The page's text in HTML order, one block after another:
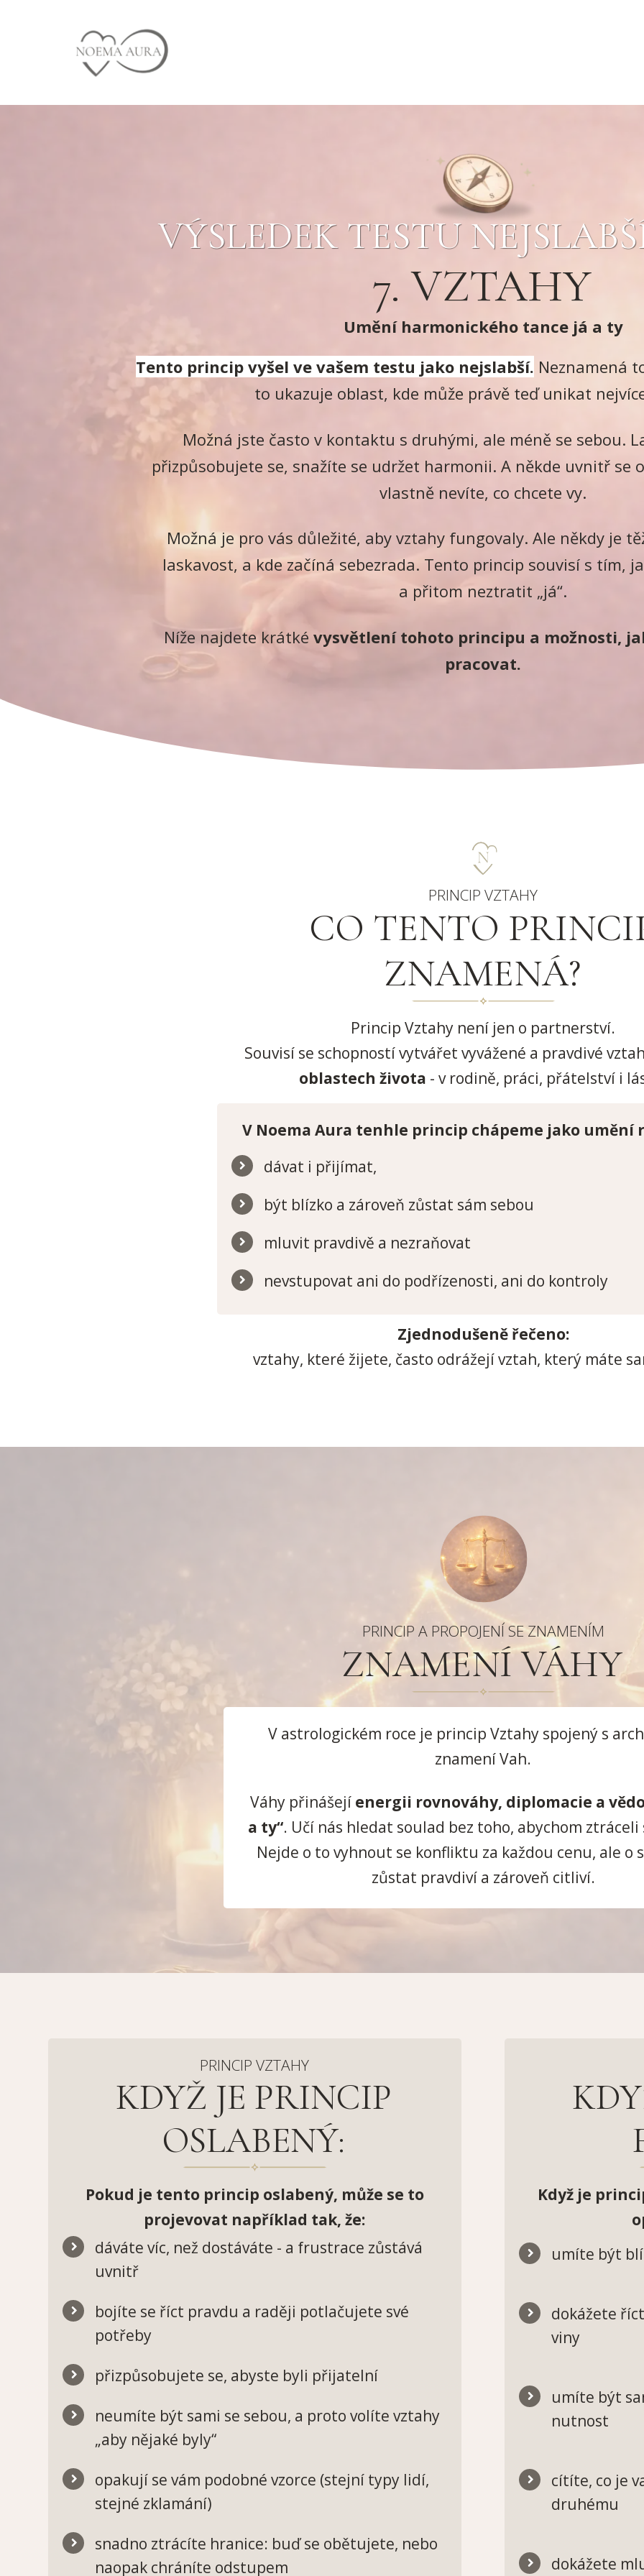
VÝSLEDEK TESTU
7. VZTAHY
Umění harmonického tance já a ty
Tento princip vyšel ve vašem testu jako nejslabší. Neznamená
to ukazuje oblast, kde může právě teď unikat
Možná jste často v kontaktu s druhými, ale méně se sebou.
přizpůsobujete se, snažíte se udržet harmonii. A někde uvnitř se
vlastně nevíte, co chcete vy.
Možná je pro vás důležité, aby vztahy fungovaly. Ale někdy je
laskavost, a kde začíná sebezrada. Tento princip souvisí s tím,
a přitom neztratit „já“.
Níže najdete krátké vysvětlení tohoto principu a možnosti,
pracovat.
PRINCIP VZTAHY
CO TENTO
ZNAMENÁ?
Princip Vztahy není jen o partnerství.
Souvisí se schopností vytvářet vyvážené a pravdivé
oblastech života - v rodině, práci, přátelství i
V Noema Aura tenhle princip chápeme jako umění
dávat i přijímat,
být blízko a zároveň zůstat sám sebou
mluvit pravdivě a nezraňovat
nevstupovat ani do podřízenosti, ani do kontroly
Zjednodušeně řečeno:
vztahy, které žijete, často odrážejí vztah, který máte
PRINCIP A PROPOJENÍ SE ZNAMENÍM
ZNAMENÍ VÁHY
V astrologickém roce je princip Vztahy spojený s
znamení Vah.
Váhy přinášejí energii rovnováhy, diplomacie a
a ty“. Učí nás hledat soulad bez toho, abychom ztráceli
Nejde o to vyhnout se konfliktu za každou cenu, ale o
zůstat pravdiví a zároveň citliví.
PRINCIP VZTAHY
KDYŽ JE PRINCIP
OSLABENÝ:
Pokud je tento princip oslabený, může se to
projevovat například tak, že:
dáváte víc, než dostáváte - a frustrace zůstává
uvnitř
bojíte se říct pravdu a raději potlačujete své
potřeby
přizpůsobujete se, abyste byli přijatelní
neumíte být sami se sebou, a proto volíte vztahy
„aby nějaké byly“
opakují se vám podobné vzorce (stejní typy lidí,
stejné zklamání)
snadno ztrácíte hranice: buď se obětujete, nebo
naopak chráníte odstupem
Když je
umíte být
dokážete říct
viny
umíte být
nutnost
cítíte, co je
druhému
dokážete